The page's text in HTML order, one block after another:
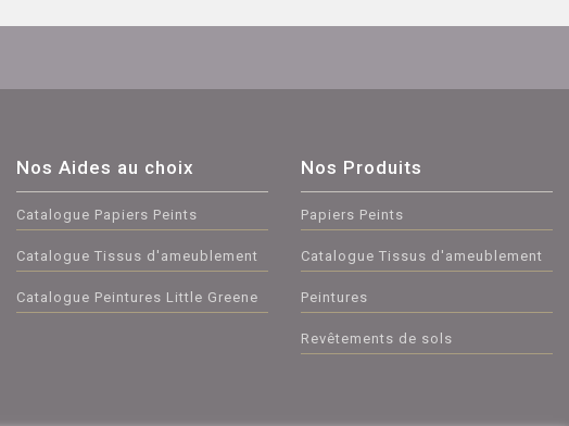
Nos Aides au choix
Catalogue Papiers Peints
Catalogue Tissus d'ameublement
Catalogue Peintures Little Greene
Nos Produits
Papiers Peints
Catalogue Tissus d'ameublement
Peintures
Revêtements de sols